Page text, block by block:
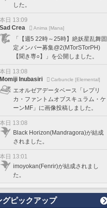
した。
本日 13:09
Sad Crea
Anima [Mana]
「【週5 22時～25時】絶妖星乱舞固
定メンバー募集@2(MTorSTorPH)
【聞き専○】」を公開しました。
本日 13:08
Momiji Inubasiri
Carbuncle [Elemental]
エオルゼアデータベース「レプリ
カ・ファントムオブスキュラム・ケ
ーンMF」に画像投稿しました。
本日 13:08
Black Horizon(Mandragora)が結成
されました。
本日 13:01
imoyokan(Fenrir)が結成されまし
た。
グピックアップ